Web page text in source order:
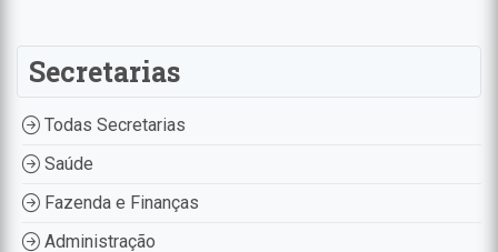
Secretarias
Todas Secretarias
Saúde
Fazenda e Finanças
Administração